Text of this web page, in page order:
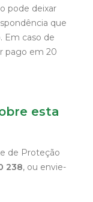
pode deixar
que
Em caso de
pago em 20
esta
de Proteção
238, ou envie-